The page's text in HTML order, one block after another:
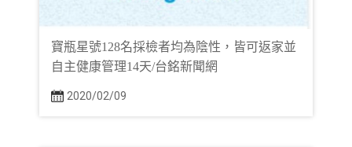
寶瓶星號128名採檢者均為陰性，皆可返家並
自主健康管理14天/台銘新聞網
2020/02/09